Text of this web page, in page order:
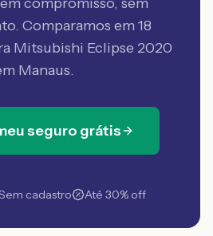
Comparamos em 18
Mitsubishi Eclipse 2020
Manaus.
seguro grátis
cadastro Até 30% off